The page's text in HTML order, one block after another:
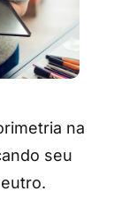
na
seu